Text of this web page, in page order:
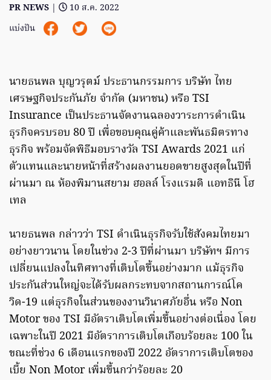
PR NEWS |
10 ส.ค. 2022
แบ่งปัน
นายธนพล บุญวรุตม์ ประธานกรรมการ บริษัท ไทย
เศรษฐกิจประกันภัย จำกัด (มหาชน) หรือ TSI
Insurance เป็นประธานจัดงานฉลองวาระการดำเนิน
ธุรกิจครบรอบ 80 ปี เพื่อขอบคุณคู่ค้าและพันธมิตรทาง
ธุรกิจ พร้อมจัดพิธีมอบรางวัล TSI Awards 2021 แก่
ตัวแทนและนายหน้าที่สร้างผลงานยอดขายสูงสุดในปีที่
ผ่านมา ณ ห้องพิมานสยาม ฮอลล์ โรงแรมดิ แอทธินี โฮ
เทล
นายธนพล กล่าวว่า TSI ดำเนินธุรกิจรับใช้สังคมไทยมา
อย่างยาวนาน โดยในช่วง 2-3 ปีที่ผ่านมา บริษัทฯ มีการ
เปลี่ยนแปลงในทิศทางที่เติบโตขึ้นอย่างมาก แม้ธุรกิจ
ประกันส่วนใหญ่จะได้รับผลกระทบจากสถานการณ์โค
วิด-19 แต่ธุรกิจในส่วนของงานวินาศภัยอื่น หรือ Non
Motor ของ TSI มีอัตราเติบโตเพิ่มขึ้นอย่างต่อเนื่อง โดย
เฉพาะในปี 2021 มีอัตราการเติบโตเกือบร้อยละ 100 ใน
ขณะที่ช่วง 6 เดือนแรกของปี 2022 อัตราการเติบโตของ
เบี้ย Non Motor เพิ่มขึ้นกว่าร้อยละ 20